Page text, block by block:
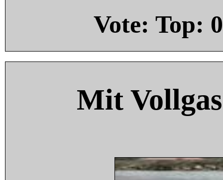
Vote: Top: 0
Mit